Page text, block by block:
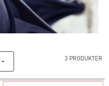
3 PRODUKTER